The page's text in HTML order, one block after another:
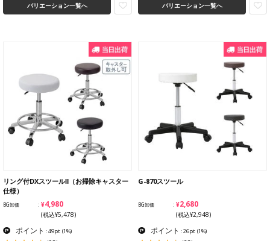
バリエーション一覧へ バリエーション一覧へ
リング付DXスツールⅡ（お掃除キャスター
仕様）
BG卸価 ¥4,980
(税込¥5,478)
ポイント : 49pt (1%)
G-870スツール
BG卸価 ¥2,680
(税込¥2,948)
ポイント : 26pt (1%)